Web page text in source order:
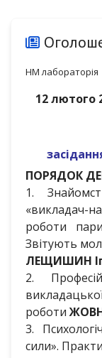
НМ лабораторія
12 лютого
ПОРЯДОК
1.
«викладач-
роботи
Звітують
ЛЕЩИШИН
2.
роботи
3.
сили».